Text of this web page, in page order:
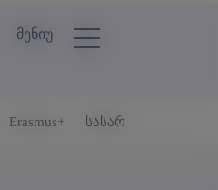
მენიუ
Erasmus+ სასარგებლო